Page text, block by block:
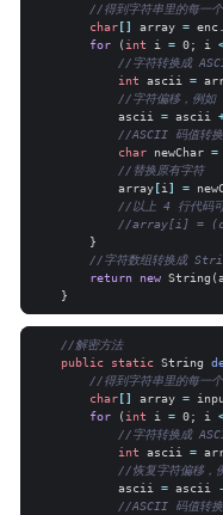
//得到字符串里的每一
char [] array = enc
for
( int i = 0; i
//字符转换成
int
ascii =
//字符偏移，例如
ascii
= ascii
//ASCII 码值转
char
newChar =
//替换原有字符
array [i ] =
//以上 4 行代码可
//array[i] =
}
//字符数组转换成
return
new String (
}
//解密方法
public
static String
//得到字符串里的每一
char [] array =
for
( int i = 0; i
//字符转换成
int
ascii =
//恢复字符偏移，
ascii
= ascii -
//ASCII 码值转